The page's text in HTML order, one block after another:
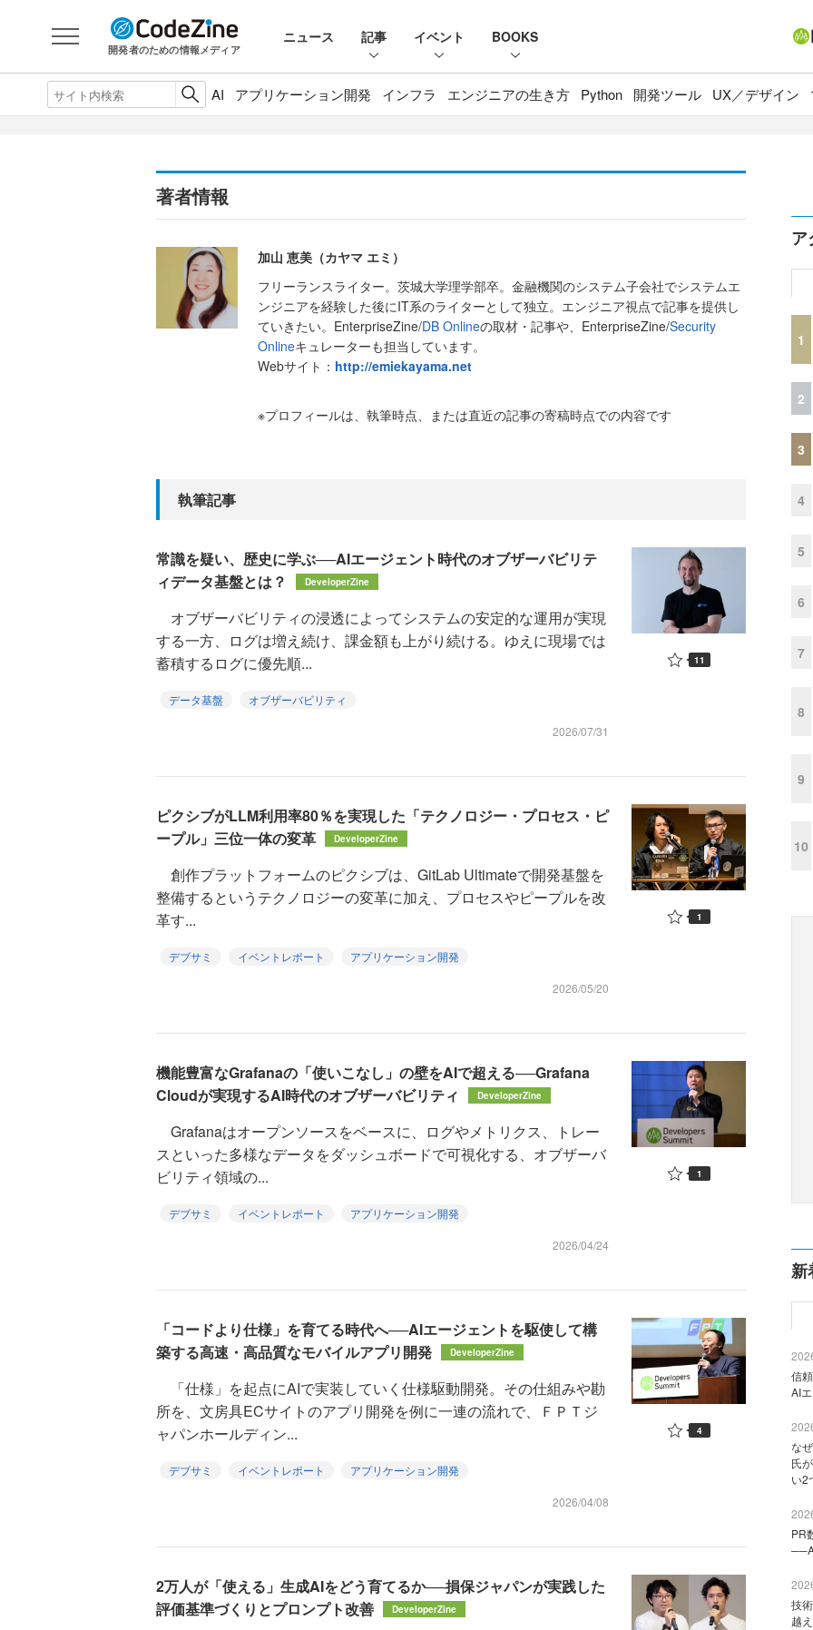
開発者のための情報メディア
ニュース 記事 イベント BOOKS
AI アプリケーション開発 インフラ エンジニアの生き方 Python 開発ツール UX／デザイン
著者情報
加山 恵美（カヤマ エミ）
フリーランスライター。茨城大学理学部卒。金融機関のシステム子会社でシステムエ
ンジニアを経験した後にIT系のライターとして独立。エンジニア視点で記事を提供し
ていきたい。EnterpriseZine/DB Onlineの取材・記事や、EnterpriseZine/Security
Onlineキュレーターも担当しています。
Webサイト： http://emiekayama.net
※プロフィールは、執筆時点、または直近の記事の寄稿時点での内容です
執筆記事
常識を疑い、歴史に学ぶ──AIエージェント時代のオブザーバビリテ
ィデータ基盤とは？
DeveloperZine
オブザーバビリティの浸透によってシステムの安定的な運用が実現
する一方、ログは増え続け、課金額も上がり続ける。ゆえに現場では
蓄積するログに優先順...
データ基盤 オブザーバビリティ
2026/07/31
11
ピクシブがLLM利用率80％を実現した「テクノロジー・プロセス・ピ
ープル」三位一体の変革
DeveloperZine
創作プラットフォームのピクシブは、GitLab Ultimateで開発基盤を
整備するというテクノロジーの変革に加え、プロセスやピープルを改
革す...
デブサミ イベントレポート アプリケーション開発
2026/05/20
1
機能豊富なGrafanaの「使いこなし」の壁をAIで超える──Grafana
Cloudが実現するAI時代のオブザーバビリティ
DeveloperZine
Grafanaはオープンソースをベースに、ログやメトリクス、トレー
スといった多様なデータをダッシュボードで可視化する、オブザーバ
ビリティ領域の...
デブサミ イベントレポート アプリケーション開発
2026/04/24
1
「コードより仕様」を育てる時代へ──AIエージェントを駆使して構
築する高速・高品質なモバイルアプリ開発
DeveloperZine
「仕様」を起点にAIで実装していく仕様駆動開発。その仕組みや勘
所を、文房具ECサイトのアプリ開発を例に一連の流れで、ＦＰＴジ
ャパンホールディン...
デブサミ イベントレポート アプリケーション開発
2026/04/08
4
2万人が「使える」生成AIをどう育てるか──損保ジャパンが実践した
評価基準づくりとプロンプト改善
DeveloperZine
ア
1
2
3
4
5
6
7
8
9
10
新
信
AI
な
氏
い2
PR
技
越